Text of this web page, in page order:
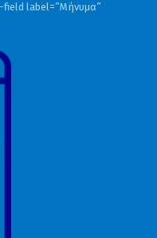
field label=”Μήνυμα”